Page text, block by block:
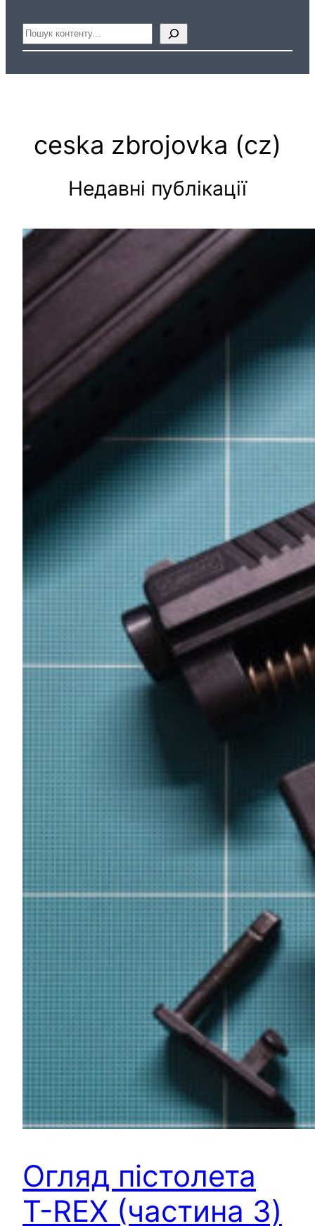
Пошук
ceska zbrojovka (cz)
Недавні публікації
Огляд пістолета
T-REX (частина 3)